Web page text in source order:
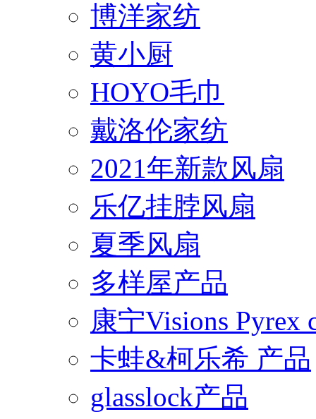
博洋家纺
黄小厨
HOYO毛巾
戴洛伦家纺
2021年新款风扇
乐亿挂脖风扇
夏季风扇
多样屋产品
康宁Visions Pyrex
卡蛙&柯乐希 产品
glasslock产品